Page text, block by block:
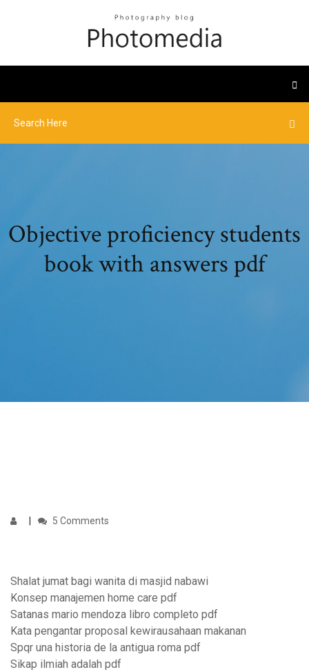
Objective proficiency students
book with answers pdf
5 Comments
Shalat jumat bagi wanita di masjid nabawi
Konsep manajemen home care pdf
Satanas mario mendoza libro completo pdf
Kata pengantar proposal kewirausahaan makanan
Spqr una historia de la antigua roma pdf
Sikap ilmiah adalah pdf